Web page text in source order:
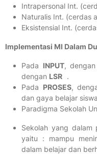
Intrapersonal Int.
Naturalis Int. (cerdas
Eksistensial Int.
Implementasi MI Dalam
Pada INPUT,
dengan LSR .
Pada PROSES,
dan gaya belajar
Paradigma Sekolah
Sekolah yang dalam
yaitu : mampu
dalam belajar dan